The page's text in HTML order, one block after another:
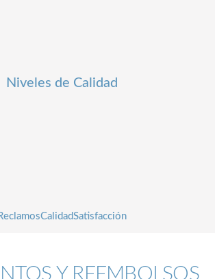
Niveles de Calidad
ReclamosCalidadSatisfacción
Y REEMBOLSOS